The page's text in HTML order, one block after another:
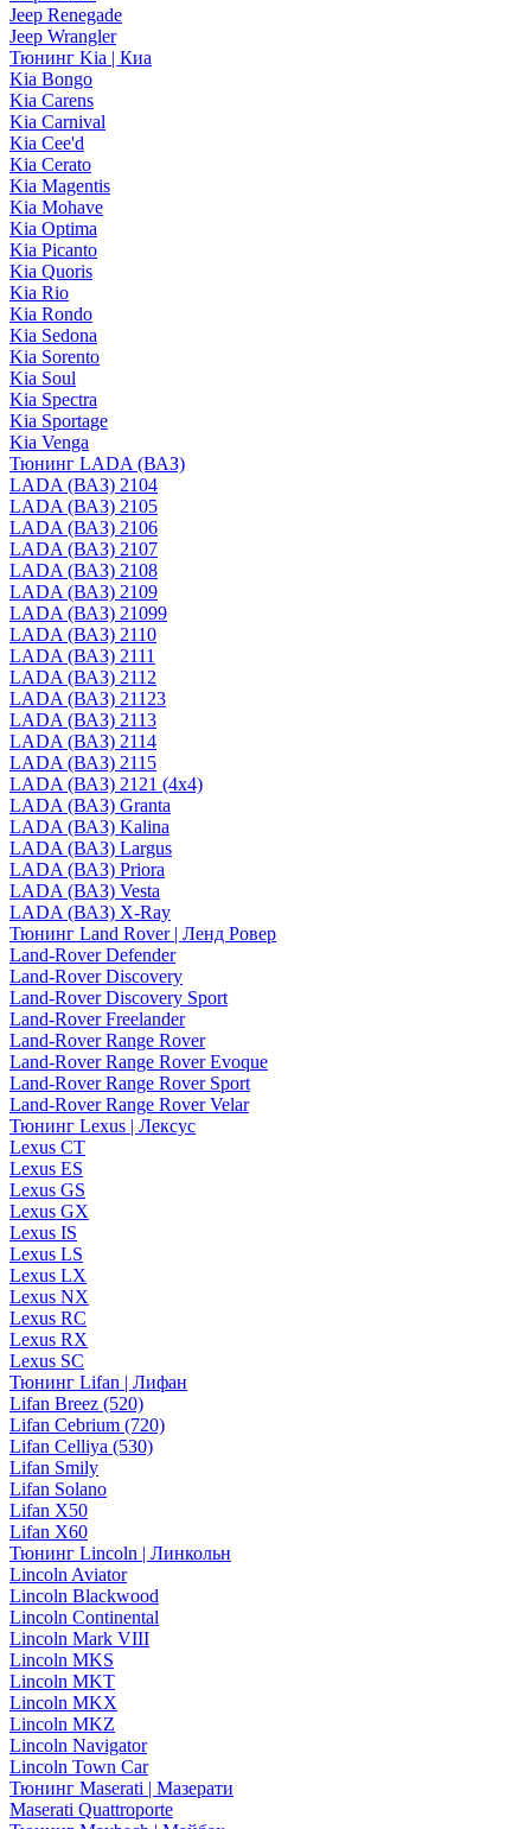
Jeep Renegade
Jeep Wrangler
Тюнинг Kia | Киа
Kia Bongo
Kia Carens
Kia Carnival
Kia Cee'd
Kia Cerato
Kia Magentis
Kia Mohave
Kia Optima
Kia Picanto
Kia Quoris
Kia Rio
Kia Rondo
Kia Sedona
Kia Sorento
Kia Soul
Kia Spectra
Kia Sportage
Kia Venga
Тюнинг LADA (ВАЗ)
LADA (ВАЗ) 2104
LADA (ВАЗ) 2105
LADA (ВАЗ) 2106
LADA (ВАЗ) 2107
LADA (ВАЗ) 2108
LADA (ВАЗ) 2109
LADA (ВАЗ) 21099
LADA (ВАЗ) 2110
LADA (ВАЗ) 2111
LADA (ВАЗ) 2112
LADA (ВАЗ) 21123
LADA (ВАЗ) 2113
LADA (ВАЗ) 2114
LADA (ВАЗ) 2115
LADA (ВАЗ) 2121 (4x4)
LADA (ВАЗ) Granta
LADA (ВАЗ) Kalina
LADA (ВАЗ) Largus
LADA (ВАЗ) Priora
LADA (ВАЗ) Vesta
LADA (ВАЗ) X-Ray
Тюнинг Land Rover | Ленд Ровер
Land-Rover Defender
Land-Rover Discovery
Land-Rover Discovery Sport
Land-Rover Freelander
Land-Rover Range Rover
Land-Rover Range Rover Evoque
Land-Rover Range Rover Sport
Land-Rover Range Rover Velar
Тюнинг Lexus | Лексус
Lexus CT
Lexus ES
Lexus GS
Lexus GX
Lexus IS
Lexus LS
Lexus LX
Lexus NX
Lexus RC
Lexus RX
Lexus SC
Тюнинг Lifan | Лифан
Lifan Breez (520)
Lifan Cebrium (720)
Lifan Celliya (530)
Lifan Smily
Lifan Solano
Lifan X50
Lifan X60
Тюнинг Lincoln | Линкольн
Lincoln Aviator
Lincoln Blackwood
Lincoln Continental
Lincoln Mark VIII
Lincoln MKS
Lincoln MKT
Lincoln MKX
Lincoln MKZ
Lincoln Navigator
Lincoln Town Car
Тюнинг Maserati | Мазерати
Maserati Quattroporte